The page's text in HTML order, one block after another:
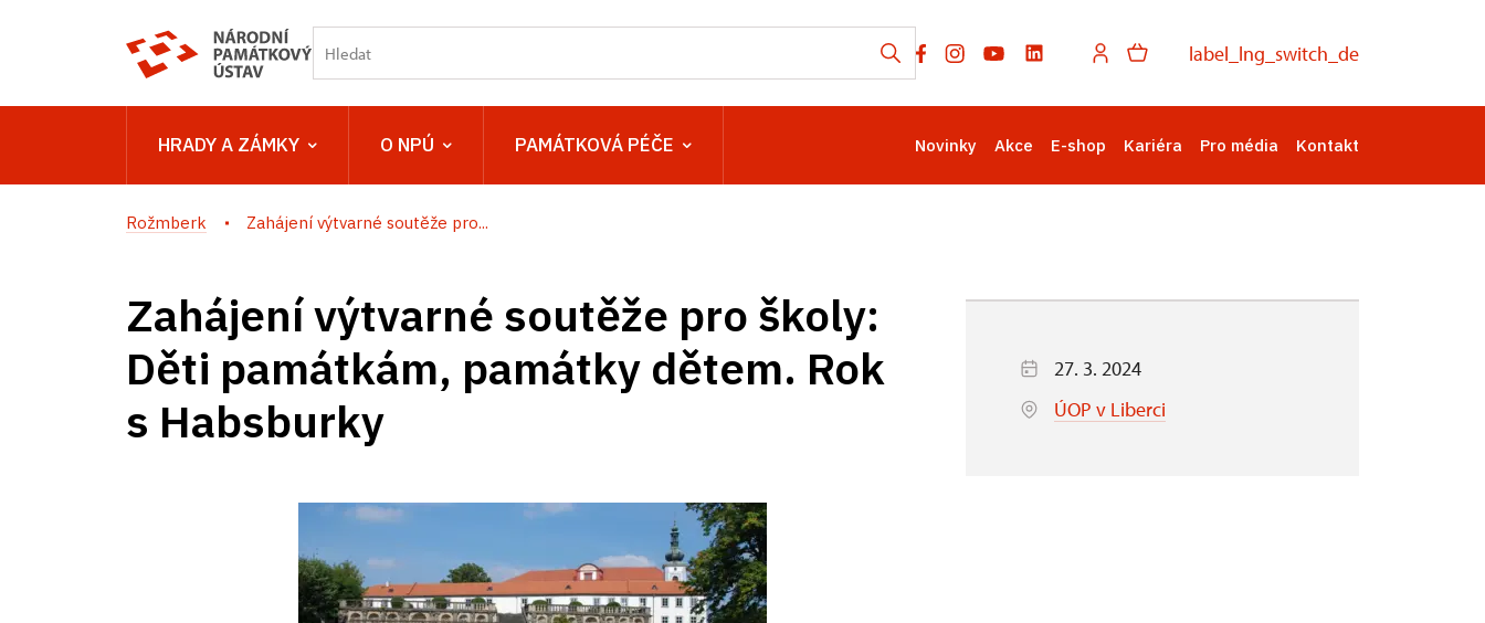
label_lng_switch_de
HRADY A ZÁMKY O NPÚ PAMÁTKOVÁ PÉČE Novinky Akce E-shop Kariéra Pro média Kontakt
Rožmberk Zahájení výtvarné soutěže pro...
Zahájení výtvarné soutěže pro školy:
Děti památkám, památky dětem. Rok
s Habsburky
27. 3. 2024
ÚOP v Liberci